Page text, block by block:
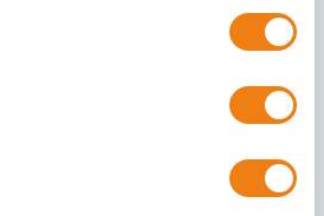
wat leuk dat je je